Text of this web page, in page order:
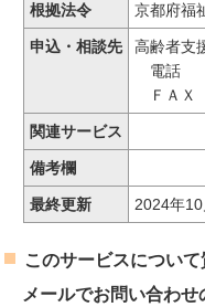
根拠法令 京都府福
申込・相談先
高齢者支
電話
ＦＡＸ
関連サービス
備考欄
最終更新 2024年
このサービスについ
メールでお問い合わせ